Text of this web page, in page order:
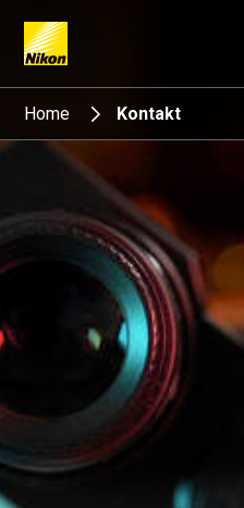
Search keyword(s)
Home Kontakt